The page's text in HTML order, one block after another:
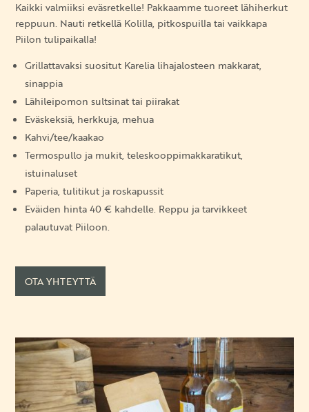
Kaikki valmiiksi eväsretkelle! Pakkaamme tuoreet lähiherkut
reppuun. Nauti retkellä Kolilla, pitkospuilla tai vaikkapa
Piilon tulipaikalla!
Grillattavaksi suositut Karelia lihajalosteen makkarat,
sinappia
Lähileipomon sultsinat tai piirakat
Eväskeksiä, herkkuja, mehua
Kahvi/tee/kaakao
Termospullo ja mukit, teleskooppimakkaratikut,
istuinaluset
Paperia, tulitikut ja roskapussit
Eväiden hinta 40 € kahdelle. Reppu ja tarvikkeet
palautuvat Piiloon.
OTA YHTEYTTÄ